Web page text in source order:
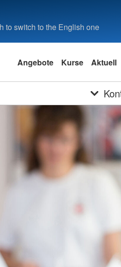
to switch to the English one
Angebote Kurse Aktuell